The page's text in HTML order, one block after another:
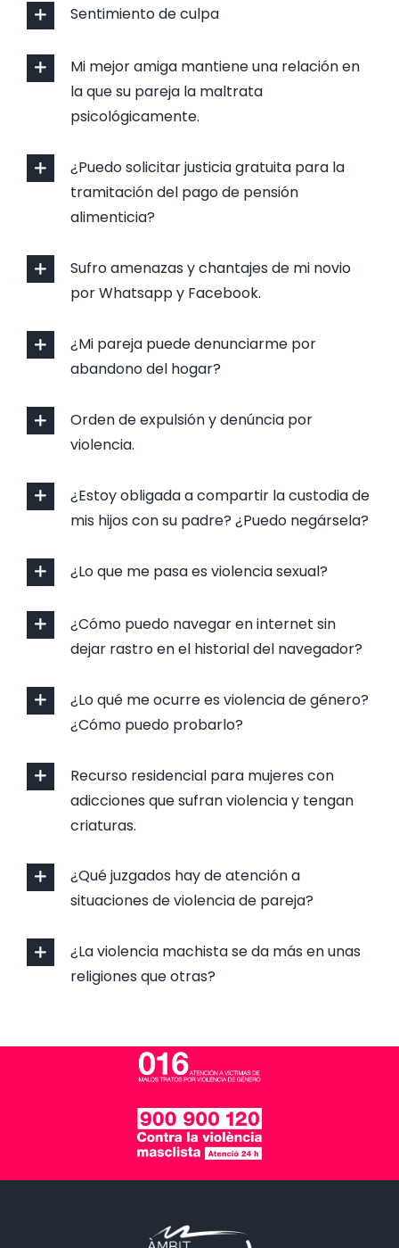
Sentimiento de culpa
Mi mejor amiga mantiene una relación en
la que su pareja la maltrata
psicológicamente.
¿Puedo solicitar justicia gratuita para la
tramitación del pago de pensión
alimenticia?
Sufro amenazas y chantajes de mi novio
por Whatsapp y Facebook.
¿Mi pareja puede denunciarme por
abandono del hogar?
Orden de expulsión y denúncia por
violencia.
¿Estoy obligada a compartir la custodia de
mis hijos con su padre? ¿Puedo negársela?
¿Lo que me pasa es violencia sexual?
¿Cómo puedo navegar en internet sin
dejar rastro en el historial del navegador?
¿Lo qué me ocurre es violencia de género?
¿Cómo puedo probarlo?
Recurso residencial para mujeres con
adicciones que sufran violencia y tengan
criaturas.
¿Qué juzgados hay de atención a
situaciones de violencia de pareja?
¿La violencia machista se da más en unas
religiones que otras?